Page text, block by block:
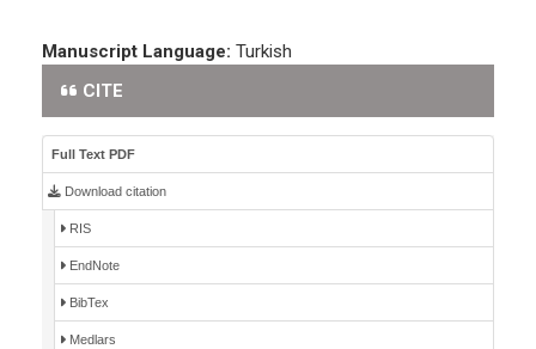
Manuscript Language: Turkish
CITE
Full Text PDF
Download citation
RIS
EndNote
BibTex
Medlars